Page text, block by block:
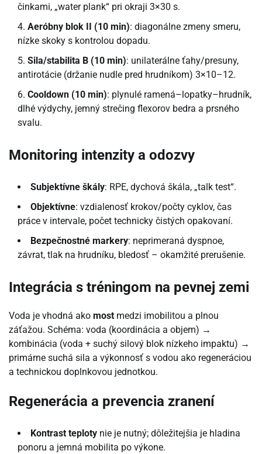
činkami, „water plank“ pri okraji 3×30 s.
Aeróbny blok II (10 min): diagonálne zmeny smeru,
nízke skoky s kontrolou dopadu.
Sila/stabilita B (10 min): unilaterálne ťahy/presuny,
antirotácie (držanie nudle pred hrudníkom) 3×10–12.
Cooldown (10 min): plynulé ramená–lopatky–hrudník,
dlhé výdychy, jemný strečing flexorov bedra a prsného
svalu.
Monitoring intenzity a odozvy
Subjektívne škály: RPE, dychová škála, „talk test“.
Objektívne: vzdialenosť krokov/počty cyklov, čas
práce v intervale, počet technicky čistých opakovaní.
Bezpečnostné markery: neprimeraná dyspnoe,
závrat, tlak na hrudníku, bledosť – okamžité prerušenie.
Integrácia s tréningom na pevnej zemi
Voda je vhodná ako most medzi imobilitou a plnou
záťažou. Schéma: voda (koordinácia a objem) →
kombinácia (voda + suchý silový blok nízkeho impaktu) →
primárne suchá sila a výkonnosť s vodou ako regeneráciou
a technickou doplnkovou jednotkou.
Regenerácia a prevencia zranení
Kontrast teploty nie je nutný; dôležitejšia je hladina
ponoru a jemná mobilita po výkone.